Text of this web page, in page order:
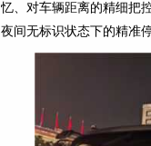
忆、对车辆距离的精细把
夜间无标识状态下的精准